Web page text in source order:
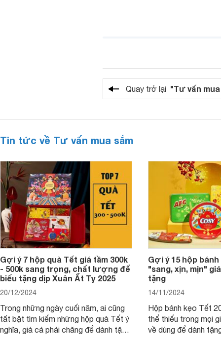
Quay trở lại "Tư vấn
Tin tức về Tư vấn mua sắm
Gợi ý 7 hộp quà Tết giá tầm 300k
- 500k sang trọng, chất lượng để
biếu tặng dịp Xuân Ất Tỵ 2025
20/12/2024
Trong những ngày cuối năm, ai cũng
tất bật tìm kiếm những hộp quà Tết ý
nghĩa, giá cả phải chăng để dành tặng
Gợi ý 15 hộp
"sang, xịn, mịn"
tặng
14/11/2024
Hộp bánh kẹo Tết
thể thiếu trong mọi
về dùng để dành